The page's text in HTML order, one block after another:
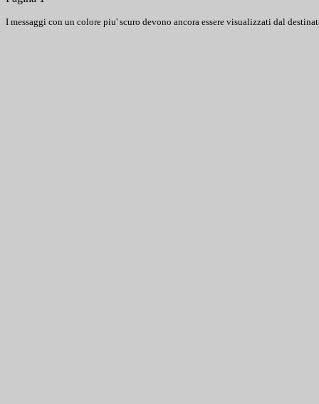
I messaggi con un colore piu' scuro devono ancora essere visualizzati dal